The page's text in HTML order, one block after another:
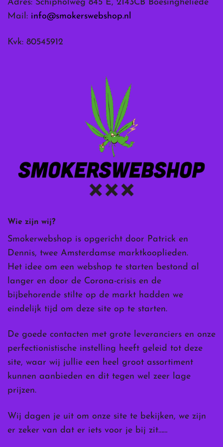
Wie zijn wij?
Smokerwebshop is opgericht door Patrick en
Dennis, twee Amsterdamse marktkooplieden.
Het idee om een webshop te starten bestond al
langer en door de Corona-crisis en de
bijbehorende stilte op de markt hadden we
eindelijk tijd om deze site op te starten.
De goede contacten met grote leveranciers en onze
perfectionistische instelling heeft geleid tot deze
site, waar wij jullie een heel groot assortiment
kunnen aanbieden en dit tegen wel zeer lage
prijzen.
Wij dagen je uit om onze site te bekijken, we zijn
er zeker van dat er iets voor je bij zit……
Adres: Schipholweg 845 E, 2143CB Boesingheliede
Mail: info@smokerswebshop.nl
Kvk: 80545912